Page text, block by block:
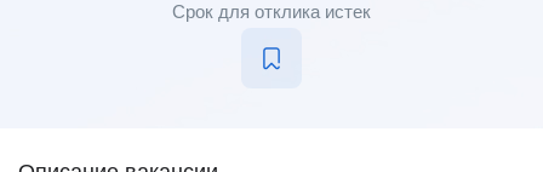
Срок для отклика истек